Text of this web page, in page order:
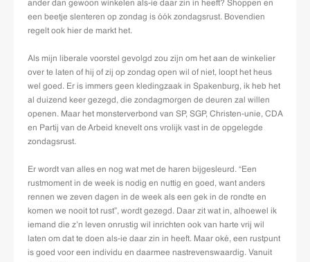
ander dan gewoon winkelen als-ie daar zin in heeft? Shoppen en
een beetje slenteren op zondag is óók zondagsrust. Bovendien
regelt ook hier de markt het.
Als mijn liberale voorstel gevolgd zou zijn om het aan de winkelier
over te laten of hij of zij op zondag open wil of niet, loopt het heus
wel goed. Er is immers geen kledingzaak in Spakenburg, ik heb het
al duizend keer gezegd, die zondagmorgen de deuren zal willen
openen. Maar het monsterverbond van SP, SGP, Christen-unie, CDA
en Partij van de Arbeid knevelt ons vrolijk vast in de opgelegde
zondagsrust.
Er wordt van alles en nog wat met de haren bijgesleurd. “Een
rustmoment in de week is nodig en nuttig en goed, want anders
rennen we zeven dagen in de week als een gek in de rondte en
komen we nooit tot rust”, wordt gezegd. Daar zit wat in, alhoewel ik
iemand die z’n leven onrustig wil inrichten ook van harte vrij wil
laten om dat te doen als-ie daar zin in heeft. Maar oké, een rustpunt
is goed voor een individu en daarmee nastrevenswaardig. Vanuit